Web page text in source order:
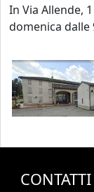
In Via Allende,
domenica dalle
CONTATTI